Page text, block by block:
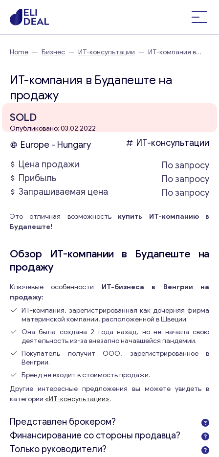
Home — Бизнес — ИТ-консультации — ИТ-компания в
ИТ-компания в Будапеште на
продажу
SOLD
Опубликовано: 03.02.2022
Europe - Hungary
ИТ-консультации
Цена продажи
По запросу
Прибыль
По запросу
Запрашиваемая цена
По запросу
Это отличная возможность купить ИТ-компанию в
Будапеште!
Обзор ИТ-компании в Будапеште на
продажу
Ключевые особенности ИТ-бизнеса в Венгрии на
продажу:
ИТ-компания, зарегистрированная как дочерняя фирма
материнской компании, расположенной в Швеции.
Она была создана 2 года назад, но не начала свою
деятельность из-за внезапно начавшейся пандемии.
Покупатель получит ООО, зарегистрированное в
Венгрии.
Бренд не входит в стоимость продажи.
Другие интересные предложения вы можете увидеть в
категории «ИТ-консультации».
Представлен брокером?
Финансирование со стороны продавца?
Только руководители?